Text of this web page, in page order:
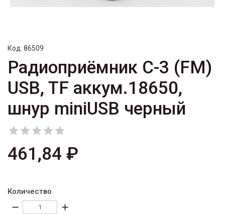
Код: 86509
Радиоприёмник C-3 (FM)
USB, TF аккум.18650,
шнур miniUSB черный

461,84 ₽
Количество
remove add